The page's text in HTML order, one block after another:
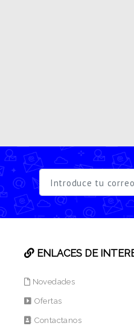
ENLACES DE
Novedades
Ofertas
Contactanos